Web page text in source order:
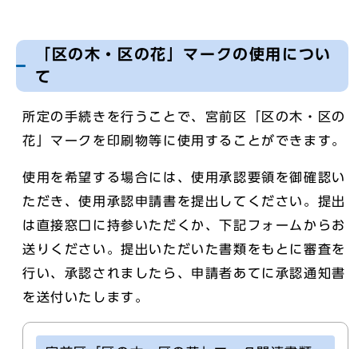
「区の木・区の花」マークの使用につい
て
所定の手続きを行うことで、宮前区「区の木・区の
花」マークを印刷物等に使用することができます。
使用を希望する場合には、使用承認要領を御確認い
ただき、使用承認申請書を提出してください。提出
は直接窓口に持参いただくか、下記フォームからお
送りください。提出いただいた書類をもとに審査を
行い、承認されましたら、申請者あてに承認通知書
を送付いたします。